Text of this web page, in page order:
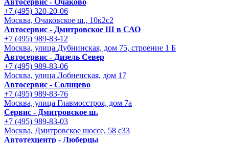
+7 (495) 320-20-06
Москва, Очаковское ш., 10к2с2
Автосервис - Дмитровское Ш в САО
+7 (495) 989-83-12
Москва, улица Дубнинская, дом 75, строение 1 Б
Автосервис - Дизель Север
+7 (495) 989-83-06
Москва, улица Лобненская, дом 17
Автосервис - Солнцево
+7 (495) 989-83-76
Москва, улица Главмосстроя, дом 7а
Сервис - Дмитровское ш.
+7 (495) 989-83-03
Москва, Дмитровское шоссе, 58 с33
Автотехцентр - Люберцы